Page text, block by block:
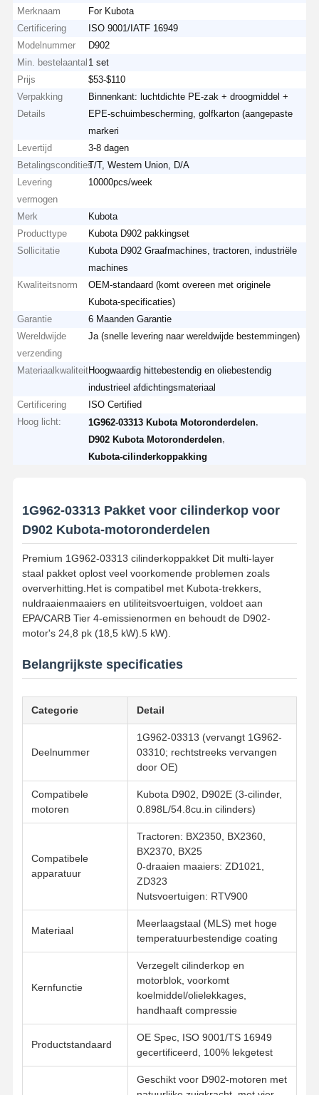
Producten Over Ons Fabrieksreis
Merknaam
For Kubota
Certificering
ISO 9001/IATF 16949
Modelnummer
D902
Min. bestelaantal 1 set
Prijs
$53-$110
Verpakking
Details
Binnenkant: luchtdichte PE-zak + droogmiddel +
EPE-schuimbescherming, golfkarton (aangepaste
markeri
Levertijd
3-8 dagen
BetalingsconditiesT/T, Western Union, D/A
Levering
vermogen
10000pcs/week
Merk
Kubota
Producttype
Kubota D902 pakkingset
Sollicitatie
Kubota D902 Graafmachines, tractoren, industriële
machines
Kwaliteitsnorm
OEM-standaard (komt overeen met originele
Kubota-specificaties)
Garantie
6 Maanden Garantie
Wereldwijde
verzending
Ja (snelle levering naar wereldwijde bestemmingen)
MateriaalkwaliteitHoogwaardig hittebestendig en oliebestendig
industrieel afdichtingsmateriaal
Certificering
ISO Certified
Hoog licht:
1G962-03313 Kubota Motoronderdelen
D902 Kubota Motoronderdelen
Kubota-cilinderkoppakking
1G962-03313 Pakket voor cilinderkop voor
D902 Kubota-motoronderdelen
Premium 1G962-03313 cilinderkoppakket Dit multi-layer
staal pakket oplost veel voorkomende problemen zoals
oververhitting.Het is compatibel met Kubota-trekkers,
nuldraaienmaaiers en utiliteitsvoertuigen, voldoet aan
EPA/CARB Tier 4-emissienormen en behoudt de D902-
motor's 24,8 pk (18,5 kW).5 kW).
Belangrijkste specificaties
Categorie Detail
Deelnummer
1G962-03313 (vervangt 1G962-
03310; rechtstreeks vervangen
door OE)
Compatibele
motoren
Kubota D902, D902E (3-cilinder,
0.898L/54.8cu.in cilinders)
Compatibele
apparatuur
Tractoren: BX2350, BX2360,
BX2370, BX25
0-draaien maaiers: ZD1021,
ZD323
Nutsvoertuigen: RTV900
Materiaal
Meerlaagstaal (MLS) met hoge
temperatuurbestendige coating
Kernfunctie
Verzegelt cilinderkop en
motorblok, voorkomt
koelmiddel/olielekkages,
handhaaft compressie
Productstandaard
OE Spec, ISO 9001/TS 16949
gecertificeerd, 100% lekgetest
Geschikt voor D902-motoren met